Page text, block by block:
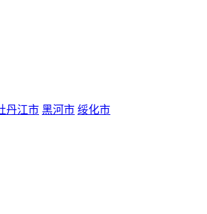
丹江市 黑河市 绥化市